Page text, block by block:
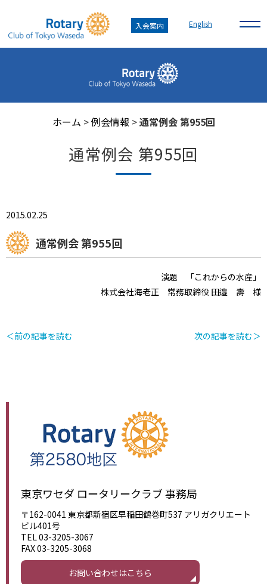
入会案内 English
ホーム >例会情報 >通常例会 第955回
通常例会 第955回
2015.02.25
通常例会 第955回
演題 「これからの水産」
株式会社海老正 常務取締役 田邉 壽 様
＜前の記事を読む 次の記事を読む＞
東京ワセダ ロータリークラブ 事務局
〒162-0041 東京都新宿区早稲田鶴巻町537 アリガクリエート
ビル401号
TEL 03-3205-3067
FAX 03-3205-3068
お問い合わせはこちら